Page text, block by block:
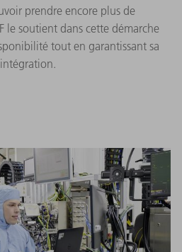
prendre encore plus de
le soutient dans cette démarche
tout en garantissant sa